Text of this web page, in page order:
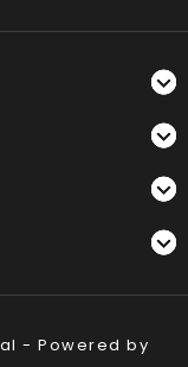
- Powered by